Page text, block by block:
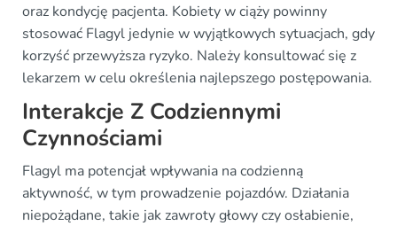
oraz kondycję pacjenta. Kobiety w ciąży powinny
stosować Flagyl jedynie w wyjątkowych sytuacjach, gdy
korzyść przewyższa ryzyko. Należy konsultować się z
lekarzem w celu określenia najlepszego postępowania.
Interakcje Z Codziennymi
Czynnościami
Flagyl ma potencjał wpływania na codzienną
aktywność, w tym prowadzenie pojazdów. Działania
niepożądane, takie jak zawroty głowy czy osłabienie,